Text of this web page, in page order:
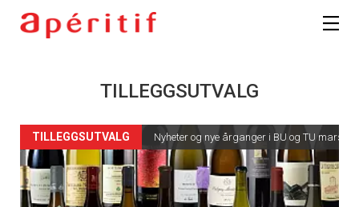
TILLEGGSUTVALG
TILLEGGSUTVALG Nyheter og nye årganger i BU og TU mars